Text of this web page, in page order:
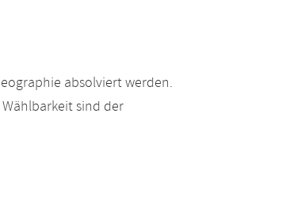
absolviert werden.
sind der